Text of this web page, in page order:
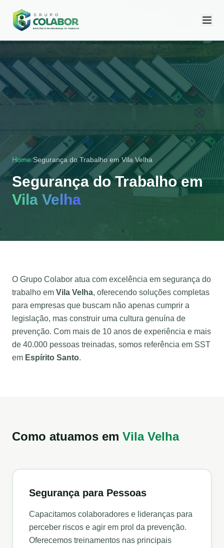
Home/Segurança do Trabalho emVila Velha
Segurança do Trabalho em
Vila Velha
O Grupo Colabor atua com excelência em segurança do
trabalho em Vila Velha, oferecendo soluções completas
para empresas que buscam não apenas cumprir a
legislação, mas construir uma cultura genuína de
prevenção. Com mais de 10 anos de experiência e mais
de 40.000 pessoas treinadas, somos referência em SST
em Espírito Santo.
Como atuamos em Vila Velha
Segurança para Pessoas
Capacitamos colaboradores e lideranças para
perceber riscos e agir em prol da prevenção.
Oferecemos treinamentos nas principais